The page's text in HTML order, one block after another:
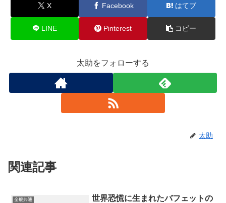
X Facebook はてブ
LINE Pinterest コピー
太助をフォローする
太助
関連記事
全般共通
世界恐慌に生まれたバフェットの